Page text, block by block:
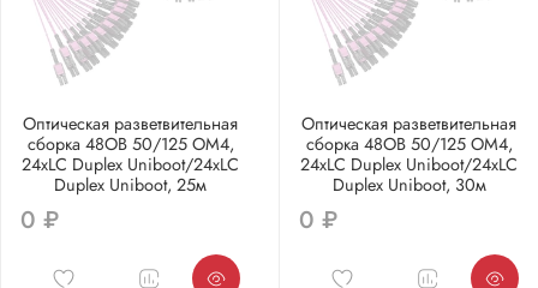
Оптическая разветвительная
сборка 48ОВ 50/125 OM4,
24xLC Duplex Uniboot/24xLC
Duplex Uniboot, 25м
0 ₽
Оптическая разветвительная
сборка 48ОВ 50/125 OM4,
24xLC Duplex Uniboot/24xLC
Duplex Uniboot, 30м
0 ₽